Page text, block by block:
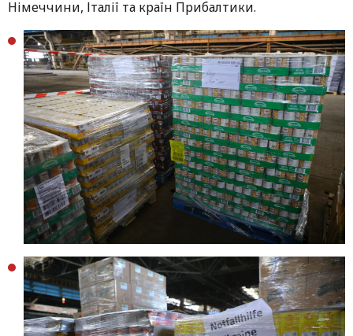
Німеччини, Італії та країн Прибалтики.